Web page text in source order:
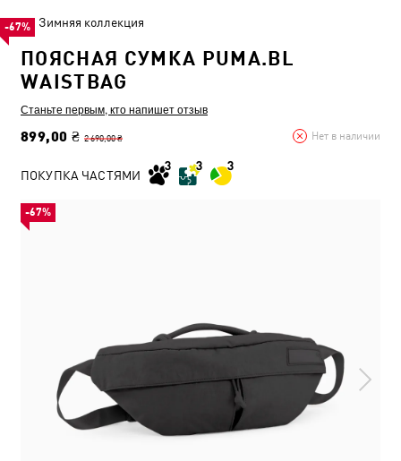
Зимняя коллекция
ПОЯСНАЯ СУМКА PUMA.BL
WAISTBAG
Станьте первым, кто напишет отзыв
899,00 ₴ 2 690,00 ₴ Нет в наличии
-67%
ПОКУПКА ЧАСТЯМИ
-67%